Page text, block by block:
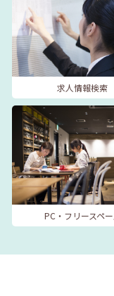
求人情報検索
PC・フリースペー